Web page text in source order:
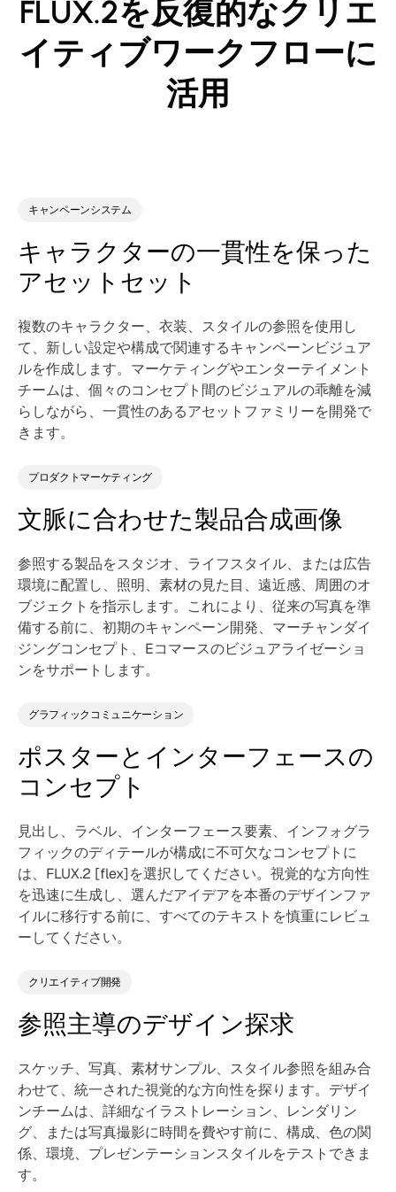
FLUX.2を反復的なクリエ
イティブワークフローに
活用
キャンペーンシステム
キャラクターの一貫性を保った
アセットセット
複数のキャラクター、衣装、スタイルの参照を使用し
て、新しい設定や構成で関連するキャンペーンビジュア
ルを作成します。マーケティングやエンターテイメント
チームは、個々のコンセプト間のビジュアルの乖離を減
らしながら、一貫性のあるアセットファミリーを開発で
きます。
プロダクトマーケティング
文脈に合わせた製品合成画像
参照する製品をスタジオ、ライフスタイル、または広告
環境に配置し、照明、素材の見た目、遠近感、周囲のオ
ブジェクトを指示します。これにより、従来の写真を準
備する前に、初期のキャンペーン開発、マーチャンダイ
ジングコンセプト、Eコマースのビジュアライゼーショ
ンをサポートします。
グラフィックコミュニケーション
ポスターとインターフェースの
コンセプト
見出し、ラベル、インターフェース要素、インフォグラ
フィックのディテールが構成に不可欠なコンセプトに
は、FLUX.2 [flex]を選択してください。視覚的な方向性
を迅速に生成し、選んだアイデアを本番のデザインファ
イルに移行する前に、すべてのテキストを慎重にレビュ
ーしてください。
クリエイティブ開発
参照主導のデザイン探求
スケッチ、写真、素材サンプル、スタイル参照を組み合
わせて、統一された視覚的な方向性を探ります。デザイ
ンチームは、詳細なイラストレーション、レンダリン
グ、または写真撮影に時間を費やす前に、構成、色の関
係、環境、プレゼンテーションスタイルをテストできま
す。